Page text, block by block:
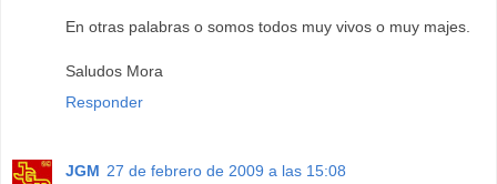
En otras palabras o somos todos muy vivos o muy majes.
Saludos Mora
Responder
JGM 27 de febrero de 2009 a las 15:08